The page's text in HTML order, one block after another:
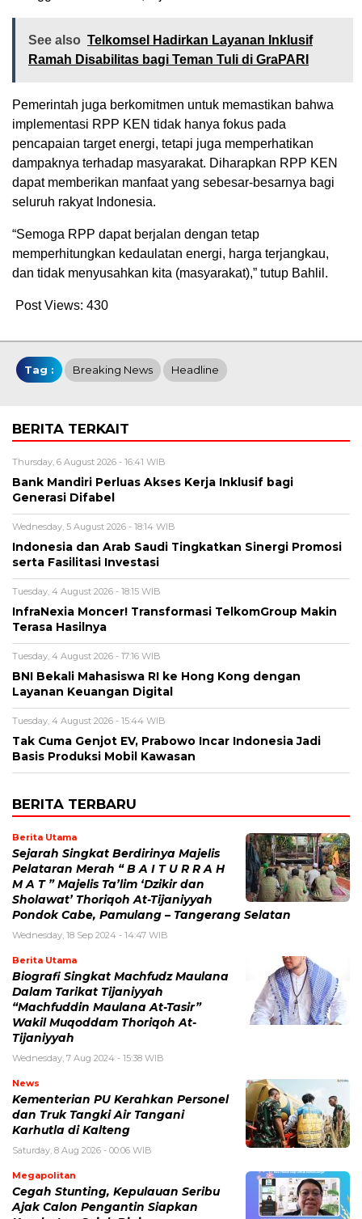
See also Telkomsel Hadirkan Layanan Inklusif
Ramah Disabilitas bagi Teman Tuli di GraPARI
Pemerintah juga berkomitmen untuk memastikan bahwa
implementasi RPP KEN tidak hanya fokus pada
pencapaian target energi, tetapi juga memperhatikan
dampaknya terhadap masyarakat. Diharapkan RPP KEN
dapat memberikan manfaat yang sebesar-besarnya bagi
seluruh rakyat Indonesia.
“Semoga RPP dapat berjalan dengan tetap
memperhitungkan kedaulatan energi, harga terjangkau,
dan tidak menyusahkan kita (masyarakat),” tutup Bahlil.
Post Views: 430
Tag : Breaking News Headline
BERITA TERKAIT
Thursday, 6 August 2026 - 16:41 WIB
Bank Mandiri Perluas Akses Kerja Inklusif bagi
Generasi Difabel
Wednesday, 5 August 2026 - 18:14 WIB
Indonesia dan Arab Saudi Tingkatkan Sinergi Promosi
serta Fasilitasi Investasi
Tuesday, 4 August 2026 - 18:15 WIB
InfraNexia Moncer! Transformasi TelkomGroup Makin
Terasa Hasilnya
Tuesday, 4 August 2026 - 17:16 WIB
BNI Bekali Mahasiswa RI ke Hong Kong dengan
Layanan Keuangan Digital
Tuesday, 4 August 2026 - 15:44 WIB
Tak Cuma Genjot EV, Prabowo Incar Indonesia Jadi
Basis Produksi Mobil Kawasan
BERITA TERBARU
Berita Utama
Sejarah Singkat Berdirinya Majelis
Pelataran Merah “ B A I T U R R A H
M A T ” Majelis Ta’lim ‘Dzikir dan
Sholawat’ Thoriqoh At-Tijaniyyah
Pondok Cabe, Pamulang – Tangerang Selatan
Wednesday, 18 Sep 2024 - 14:47 WIB
Berita Utama
Biografi Singkat Machfudz Maulana
Dalam Tarikat Tijaniyyah
“Machfuddin Maulana At-Tasir”
Wakil Muqoddam Thoriqoh At-
Tijaniyyah
Wednesday, 7 Aug 2024 - 15:38 WIB
News
Kementerian PU Kerahkan Personel
dan Truk Tangki Air Tangani
Karhutla di Kalteng
Saturday, 8 Aug 2026 - 00:06 WIB
Megapolitan
Cegah Stunting, Kepulauan Seribu
Ajak Calon Pengantin Siapkan